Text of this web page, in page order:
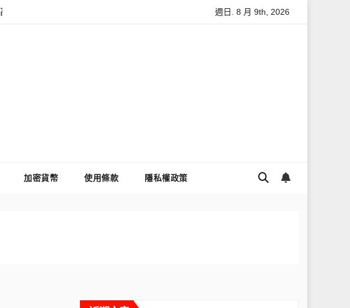
隱私與數據安全 怎麼讓Threads流量變多？高效提升流量的完整教學
週日. 8 月 9th, 2026
加密貨幣 使用條款 隱私權政策